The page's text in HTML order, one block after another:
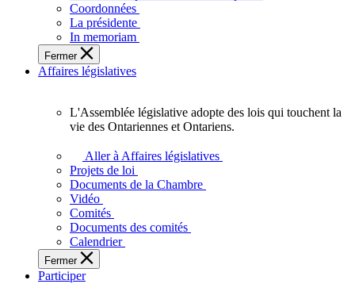
représentent
sein
de
l'Assemblée
législative
l'Ontario.
Coordonnées
La présidente
In memoriam
Fermer
Affaires législatives
L'Assemblée
adopte
touchent
des
Ontariennes
et
L'Assemblée législative adopte des lois qui touchent la
vie des Ontariennes et Ontariens.
Aller à Affaires législatives
Projets de loi
Documents de la Chambre
Vidéo
Comités
Documents des comités
Calendrier
Fermer
Participer